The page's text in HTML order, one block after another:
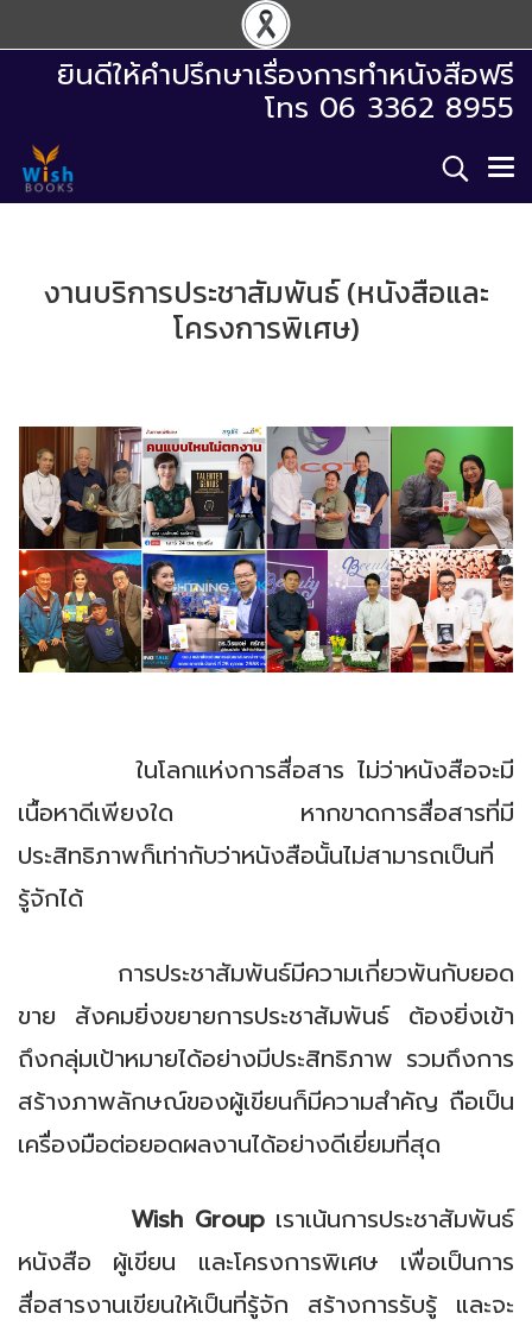
ยินดีให้คำปรึกษาเรื่องการทำหนังสือฟรี
โทร 06 3362 8955
งานบริการประชาสัมพันธ์ (หนังสือและ
โครงการพิเศษ)
ในโลกแห่งการสื่อสาร ไม่ว่าหนังสือจะมี
เนื้อหาดีเพียงใด หากขาดการสื่อสารที่มี
ประสิทธิภาพก็เท่ากับว่าหนังสือนั้นไม่สามารถเป็นที่
รู้จักได้
การประชาสัมพันธ์มีความเกี่ยวพันกับยอด
ขาย สังคมยิ่งขยายการประชาสัมพันธ์ ต้องยิ่งเข้า
ถึงกลุ่มเป้าหมายได้อย่างมีประสิทธิภาพ รวมถึงการ
สร้างภาพลักษณ์ของผู้เขียนก็มีความสำคัญ ถือเป็น
เครื่องมือต่อยอดผลงานได้อย่างดีเยี่ยมที่สุด
Wish Groupเราเน้นการประชาสัมพันธ์
หนังสือ ผู้เขียน และโครงการพิเศษ เพื่อเป็นการ
สื่อสารงานเขียนให้เป็นที่รู้จัก สร้างการรับรู้ และจะ